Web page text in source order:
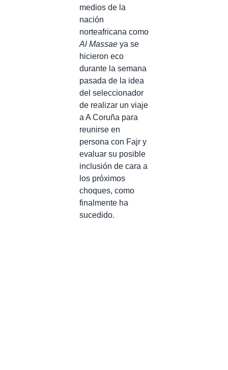
medios de la
nación
norteafricana como
Al Massae ya se
hicieron eco
durante la semana
pasada de la idea
del seleccionador
de realizar un viaje
a A Coruña para
reunirse en
persona con Fajr y
evaluar su posible
inclusión de cara a
los próximos
choques, como
finalmente ha
sucedido.